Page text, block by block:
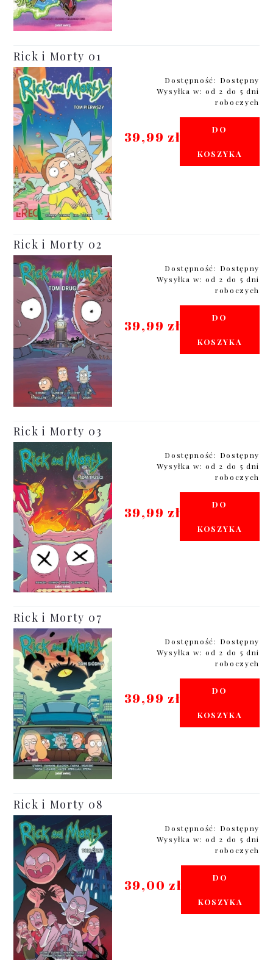
Rick i Morty 01
Dostępność: Dostępny
Wysyłka w: od 2 do 5 dni
roboczych
39,99 zł DO
KOSZYKA
Rick i Morty 02
Dostępność: Dostępny
Wysyłka w: od 2 do 5 dni
roboczych
39,99 zł DO
KOSZYKA
Rick i Morty 03
Dostępność: Dostępny
Wysyłka w: od 2 do 5 dni
roboczych
39,99 zł DO
KOSZYKA
Rick i Morty 07
Dostępność: Dostępny
Wysyłka w: od 2 do 5 dni
roboczych
39,99 zł DO
KOSZYKA
Rick i Morty 08
Dostępność: Dostępny
Wysyłka w: od 2 do 5 dni
roboczych
39,00 zł DO
KOSZYKA